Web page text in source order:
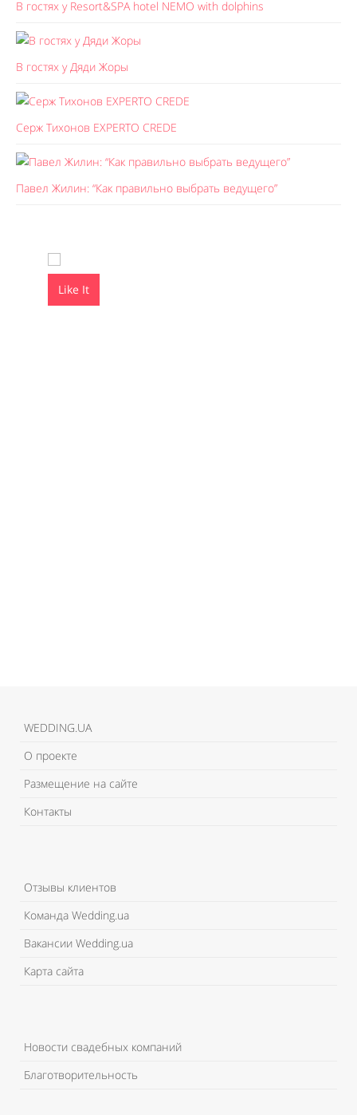
В гостях у Resort&SPA hotel NEMO with dolphins
В гостях у Дяди Жоры
Серж Тихонов EXPERTO CREDE
Павел Жилин: “Как правильно выбрать ведущего”
Like It
WEDDING.UA
О проекте
Размещение на сайте
Контакты
Отзывы клиентов
Команда Wedding.ua
Вакансии Wedding.ua
Карта сайта
Новости свадебных компаний
Благотворительность